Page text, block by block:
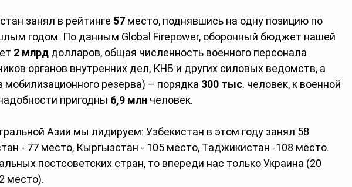
занял в рейтинге 57 место, поднявшись на одну позицию по
годом. По данным Global Firepower, оборонный бюджет нашей
2 млрд долларов, общая численность военного персонала
органов внутренних дел, КНБ и других силовых ведомств, а
мобилизационного резерва) – порядка 300 тыс. человек, к военной
пригодны 6,9 млн человек.
Азии мы лидируем: Узбекистан в этом году занял 58
- 77 место, Кыргызстан - 105 место, Таджикистан -108 место.
постсоветских стран, то впереди нас только Украина (20
место).